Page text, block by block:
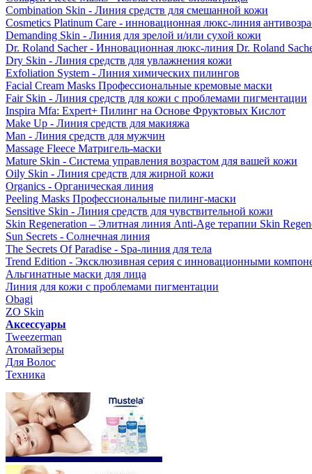
Combination Skin - Линия средств для смешанной кожи
Cosmetics Platinum Care - инновационная люкс-линия
Demanding Skin - Линия для зрелой и/или сухой кожи
Dr. Roland Sacher - Инновационная люкс-линия Dr. Roland
Dry Skin - Линия средств для увлажнения кожи
Exfoliation System - Линия химических пилингов
Facial Cream Masks Профессиональные кремовые маски
Fair Skin - Линия средств для кожи с проблемами пигментации
Inspira Mfa: Expert+ Пилинг на Основе Фруктовых Кислот
Make Up - Линия средств для макияжа
Man - Линия средств для мужчин
Massage Fleece Матригель-маски
Mature Skin - Система управления возрастом для вашей кожи
Oily Skin - Линия средств для жирной кожи
Organics - Органическая линия
Peeling Masks Профессиональные пилинг-маски
Sensitive Skin - Линия средств для чувствительной кожи
Skin Regeneration – Элитная линия Anti-Age терапии Skin
Sun Secrets - Солнечная линия
The Secrets Of Paradise - Spa-линия для тела
Trend Edition - Эксклюзивная серия с инновационными
Альгинатные маски для лица
Линия для кожи с проблемами пигментации
Obagi
ZO Skin
Aксессуары
Tweezerman
Атомайзеры
Для Волос
Техника